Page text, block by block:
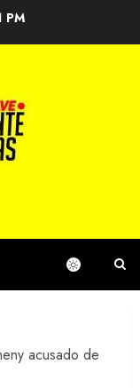
PM
acusado de